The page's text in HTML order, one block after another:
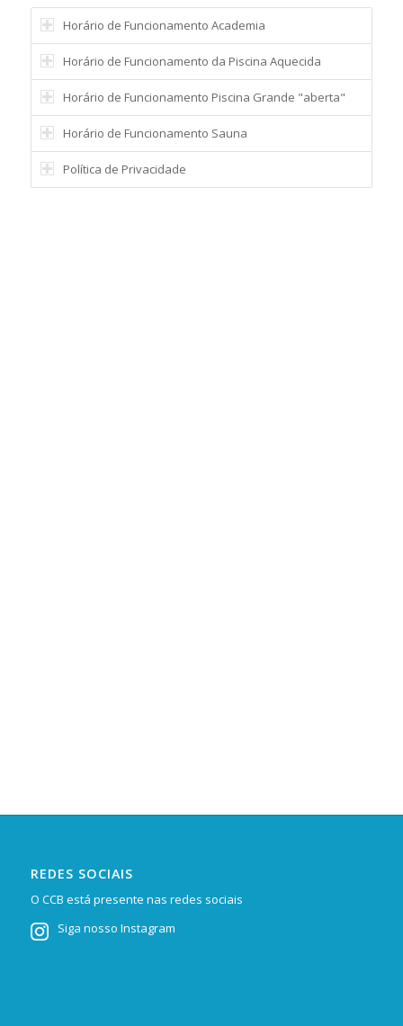
Horário de Funcionamento Academia
Horário de Funcionamento da Piscina Aquecida
Horário de Funcionamento Piscina Grande "aberta"
Horário de Funcionamento Sauna
Política de Privacidade
REDES SOCIAIS
O CCB está presente nas redes sociais
Siga nosso Instagram